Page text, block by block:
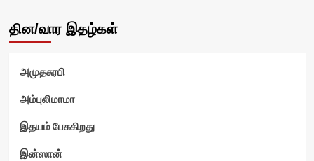
தின/வார இதழ்கள்
அமுதசுரபி
அம்புலிமாமா
இதயம் பேசுகிறது
இன்ஸான்